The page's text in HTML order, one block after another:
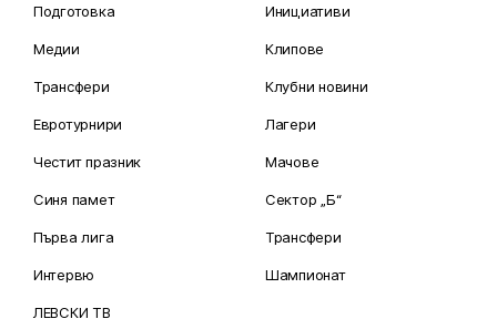
Подготовка
Медии
Трансфери
Евротурнири
Честит празник
Синя памет
Първа лига
Интервю
ЛЕВСКИ ТВ
Инициативи
Клипове
Клубни новини
Лагери
Мачове
Сектор „Б“
Трансфери
Шампионат